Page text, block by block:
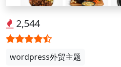
2,544
wordpress外贸主题